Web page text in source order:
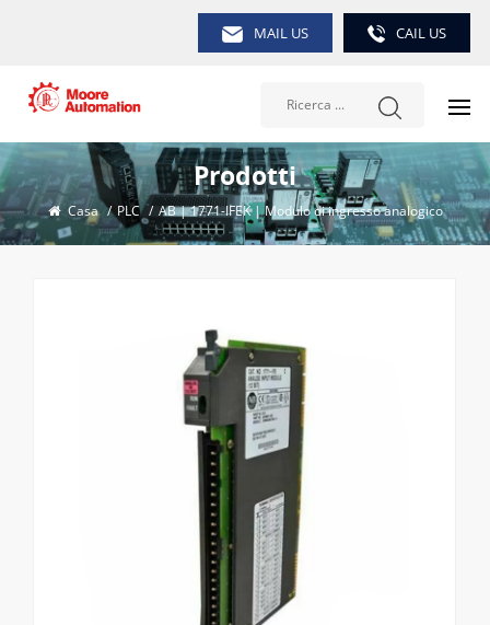
MAIL US CAIL US
Prodotti
Casa / PLC / AB | 1771-IFEK | Modulo di ingresso analogico